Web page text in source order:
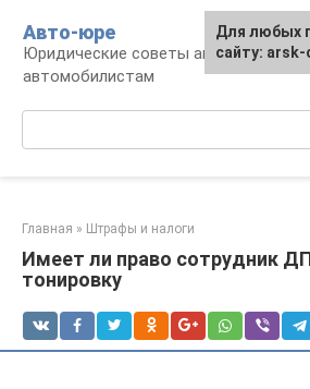
контенту
Авто-юре
Юридические советы
автомобилистам
Главная » Штрафы и налоги
Имеет ли право сотрудник
тонировку
Для любых
сайту: arsk-